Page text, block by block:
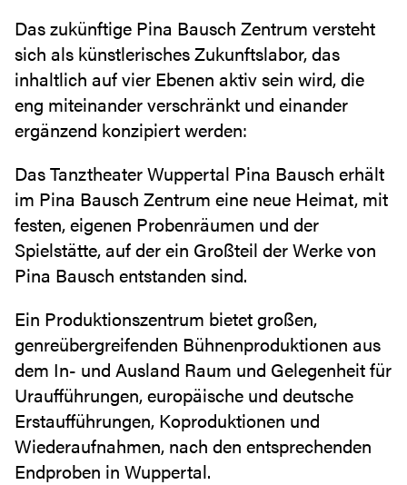
Das zukünftige Pina Bausch Zentrum versteht
sich als künstlerisches Zukunftslabor, das
inhaltlich auf vier Ebenen aktiv sein wird, die
eng miteinander verschränkt und einander
ergänzend konzipiert werden:
Das Tanztheater Wuppertal Pina Bausch erhält
im Pina Bausch Zentrum eine neue Heimat, mit
festen, eigenen Probenräumen und der
Spielstätte, auf der ein Großteil der Werke von
Pina Bausch entstanden sind.
Ein Produktionszentrum bietet großen,
genreübergreifenden Bühnenproduktionen aus
dem In- und Ausland Raum und Gelegenheit für
Uraufführungen, europäische und deutsche
Erstaufführungen, Koproduktionen und
Wiederaufnahmen, nach den entsprechenden
Endproben in Wuppertal.